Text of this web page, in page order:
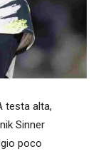
testa alta,
Sinner
poco